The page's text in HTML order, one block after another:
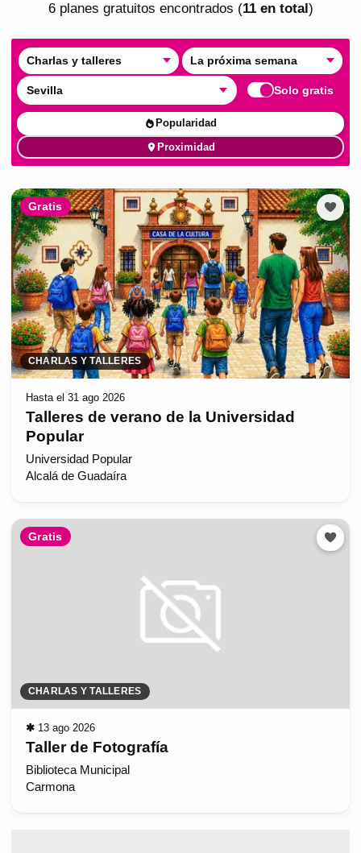
6planes gratuitos encontrados (11en total )
Charlas y talleres La próxima semana
Sevilla Solo gratis
Popularidad
Proximidad
Gratis
CHARLAS Y TALLERES
Hasta el 31 ago 2026
Talleres de verano de la Universidad
Popular
Universidad Popular
Alcalá de Guadaíra
Gratis
CHARLAS Y TALLERES
✱ 13 ago 2026
Taller de Fotografía
Biblioteca Municipal
Carmona